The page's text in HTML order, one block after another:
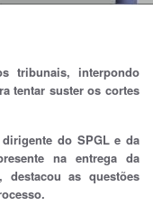
a
a
ç
tribunais, interpondo
tentar suster os cortes
do SPGL e da
na entrega da
destacou as questões